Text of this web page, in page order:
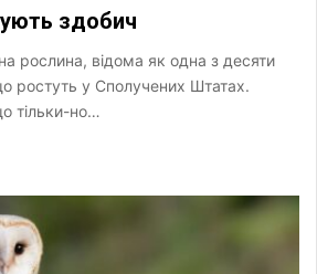
здобич
рослина, відома як одна з десяти
ростуть у Сполучених Штатах.
тільки-но…